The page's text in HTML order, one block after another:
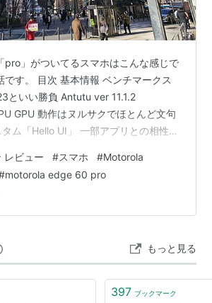
pro」がついてるスマホはこんな感じで
です。 目次 基本情報 ベンチマークス
といい勝負 Antutu ver 11.1.2
GPU 動作はヌルサクでほとんど文句
ム「Hello UI」 一部アプリとの相性が
写真が撮れるカメラ 作例をいくつかお
クセが強く見える写真が撮れること
動画撮影はフツー 動画撮影に関する
になるポイント１：露出調整 気になる
レビュー #スマホ #Motorola
motorola edge 60 pro
もっと見る
397 ブックマーク